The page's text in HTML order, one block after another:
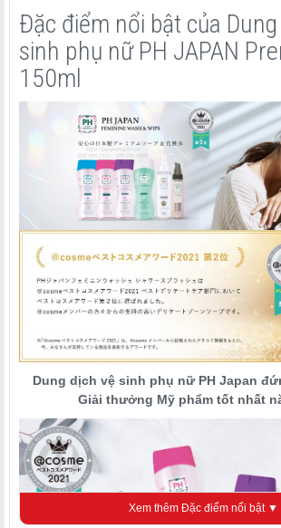
Đặc điểm nổi bật của
sinh phụ nữ PH JAPAN
150ml
Dung dịch vệ sinh phụ nữ PH Japan
Giải thưởng Mỹ phẩm tốt nhất
Xem thêm Đặc điểm nổi bật ▼